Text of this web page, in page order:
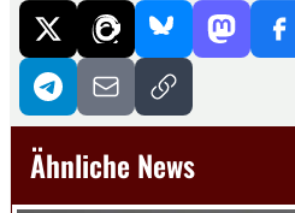
Ähnliche News